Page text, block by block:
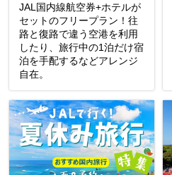
JAL国内線航空券+ホテルが
セットのフリープラン！往
路と復路で違う空港を利用
したり、旅行中の1泊だけ宿
泊を手配するなどアレンジ
自在。